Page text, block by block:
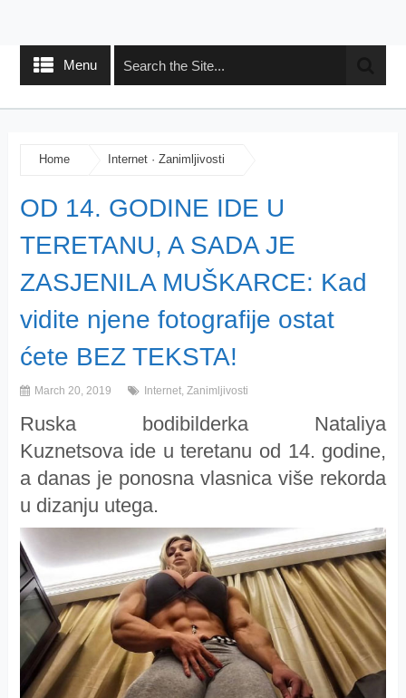
Menu
Home Internet· Zanimljivosti
OD 14. GODINE IDE U
TERETANU, A SADA JE
ZASJENILA MUŠKARCE: Kad
vidite njene fotografije ostat
ćete BEZ TEKSTA!
March 20, 2019 Internet, Zanimljivosti
Ruska bodibilderka Nataliya
Kuznetsova ide u teretanu od 14. godine,
a danas je ponosna vlasnica više rekorda
u dizanju utega.